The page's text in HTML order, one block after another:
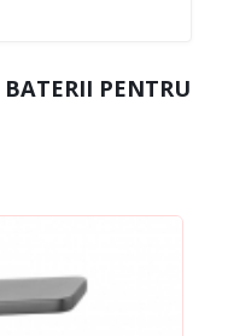
BATERII PENTRU